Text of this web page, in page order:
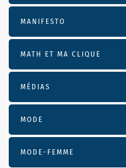
MANIFESTO
MATH ET MA CLIQUE
MÉDIAS
MODE
MODE-FEMME